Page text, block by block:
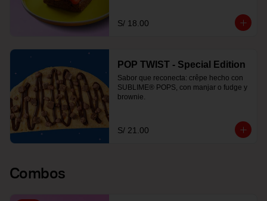
S/ 18.00
POP TWIST - Special Edition
Sabor que reconecta: crêpe hecho con
SUBLIME® POPS, con manjar o fudge y
brownie.
S/ 21.00
Combos